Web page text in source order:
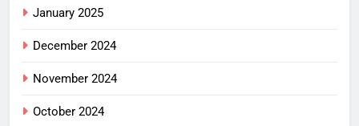
January 2025
December 2024
November 2024
October 2024